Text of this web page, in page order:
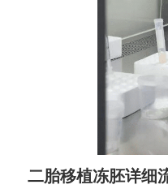
二胎移植冻胚详细